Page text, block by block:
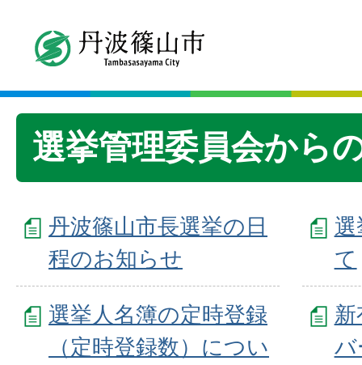
選挙管理委員会から
丹波篠山市長選挙の日
程のお知らせ
て
選挙人名簿の定時登録
（定時登録数）につい
バ